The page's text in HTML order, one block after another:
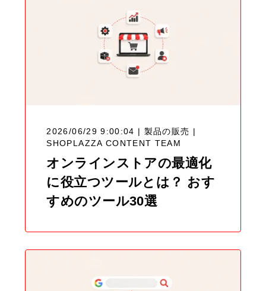
2026/06/29 9:00:04 | 製品の販売 |
SHOPLAZZA CONTENT TEAM
オンラインストアの最適化
に役立つツールとは？ おす
すめのツール30選